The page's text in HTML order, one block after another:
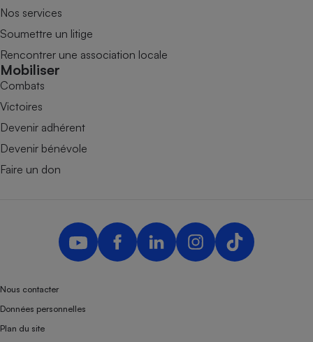
Nos services
Soumettre un litige
Rencontrer une association locale
Mobiliser
Combats
Victoires
Devenir adhérent
Devenir bénévole
Faire un don
Nous contacter
Données personnelles
Plan du site